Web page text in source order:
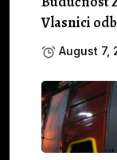
Vlasnici
August 7,